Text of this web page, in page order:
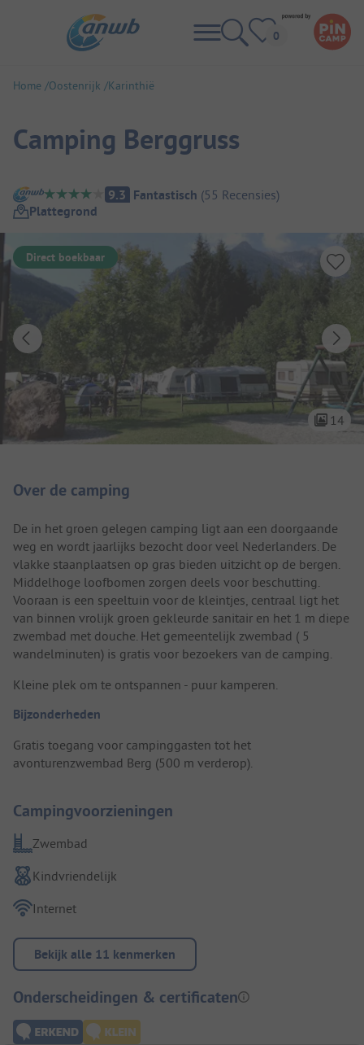
Home Oostenrijk Karinthië
Camping Berggruss
Camping overzicht
9.3 Fantastisch (55 Recensies)
Plattegrond
Direct boekbaar
14
Over de camping
De in het groen gelegen camping ligt aan een doorgaande
weg en wordt jaarlijks bezocht door veel Nederlanders. De
vlakke staanplaatsen op gras bieden uitzicht op de bergen.
Middelhoge loofbomen zorgen deels voor beschutting.
Vooraan is een speeltuin voor de kleintjes, centraal ligt het
van binnen vrolijk groen gekleurde sanitair en het 1 m diepe
zwembad met douche. Het gemeentelijk zwembad ( 5
wandelminuten) is gratis voor bezoekers van de camping.
Kleine plek om te ontspannen - puur kamperen.
Bijzonderheden
Gratis toegang voor campinggasten tot het
avonturenzwembad Berg (500 m verderop).
Campingvoorzieningen
Zwembad
Kindvriendelijk
Internet
Bekijk alle 11 kenmerken
Onderscheidingen & certificaten